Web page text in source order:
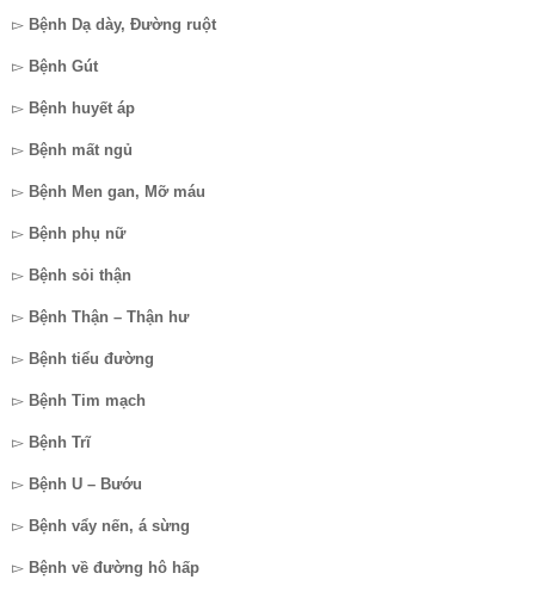
▻ Bệnh Dạ dày, Đường ruột
▻ Bệnh Gút
▻ Bệnh huyết áp
▻ Bệnh mất ngủ
▻ Bệnh Men gan, Mỡ máu
▻ Bệnh phụ nữ
▻ Bệnh sỏi thận
▻ Bệnh Thận – Thận hư
▻ Bệnh tiểu đường
▻ Bệnh Tim mạch
▻ Bệnh Trĩ
▻ Bệnh U – Bướu
▻ Bệnh vẩy nến, á sừng
▻ Bệnh về đường hô hấp